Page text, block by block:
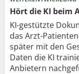
Hört die KI beim
KI-gestützte
das Arzt-
später mit den
Daten die KI
Anbietern